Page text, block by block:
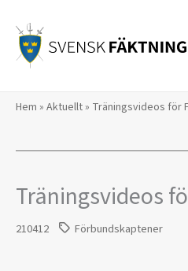
innehåll
Hem » Aktuellt» Träningsvideos för
Träningsvideos
210412 Förbundskaptener